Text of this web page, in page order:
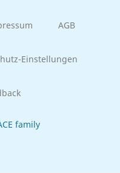
AGB
Einstellungen
family